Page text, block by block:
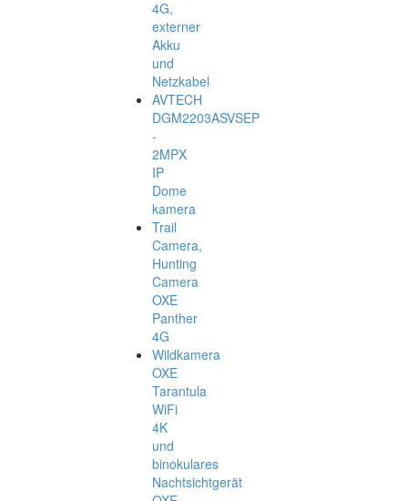
4G,
externer
Akku
und
Netzkabel
AVTECH
DGM2203ASVSEP
-
2MPX
IP
Dome
kamera
Trail
Camera,
Hunting
Camera
OXE
Panther
4G
Wildkamera
OXE
Tarantula
WiFi
4K
und
binokulares
Nachtsichtgerät